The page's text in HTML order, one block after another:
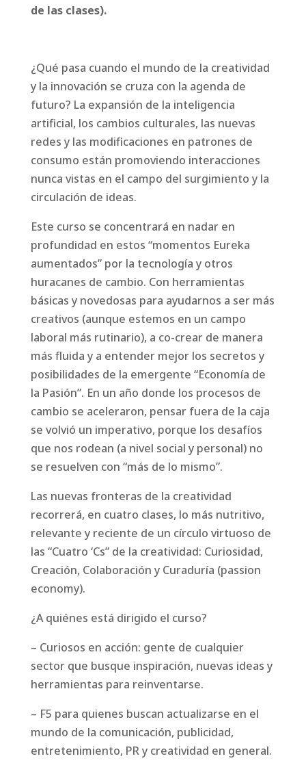
de las clases).
¿Qué pasa cuando el mundo de la creatividad
y la innovación se cruza con la agenda de
futuro? La expansión de la inteligencia
artificial, los cambios culturales, las nuevas
redes y las modificaciones en patrones de
consumo están promoviendo interacciones
nunca vistas en el campo del surgimiento y la
circulación de ideas.
Este curso se concentrará en nadar en
profundidad en estos “momentos Eureka
aumentados” por la tecnología y otros
huracanes de cambio. Con herramientas
básicas y novedosas para ayudarnos a ser más
creativos (aunque estemos en un campo
laboral más rutinario), a co-crear de manera
más fluida y a entender mejor los secretos y
posibilidades de la emergente “Economía de
la Pasión”. En un año donde los procesos de
cambio se aceleraron, pensar fuera de la caja
se volvió un imperativo, porque los desafíos
que nos rodean (a nivel social y personal) no
se resuelven con “más de lo mismo”.
Las nuevas fronteras de la creatividad
recorrerá, en cuatro clases, lo más nutritivo,
relevante y reciente de un círculo virtuoso de
las “Cuatro ‘Cs” de la creatividad: Curiosidad,
Creación, Colaboración y Curaduría (passion
economy).
¿A quiénes está dirigido el curso?
– Curiosos en acción: gente de cualquier
sector que busque inspiración, nuevas ideas y
herramientas para reinventarse.
– F5 para quienes buscan actualizarse en el
mundo de la comunicación, publicidad,
entretenimiento, PR y creatividad en general.